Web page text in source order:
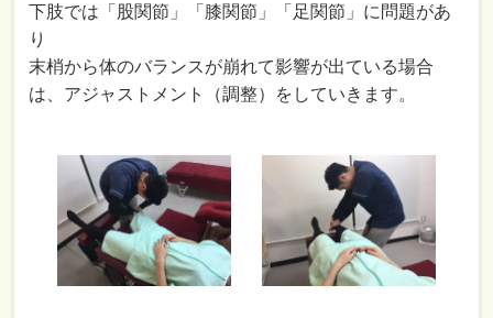
下肢では「股関節」「膝関節」「足関節」に問題があ
り
末梢から体のバランスが崩れて影響が出ている場合
は、アジャストメント（調整）をしていきます。